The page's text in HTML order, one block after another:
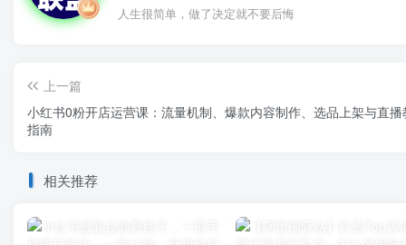
人生很简单，做了决定就不要后悔
上一篇
小红书0粉开店运营课：流量机制、爆款内容制作、选品上架与直
指南
相关推荐